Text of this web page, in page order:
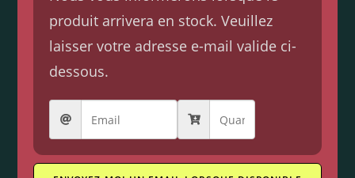
produit arrivera en stock. Veuillez
laisser votre adresse e-mail valide ci-
dessous.